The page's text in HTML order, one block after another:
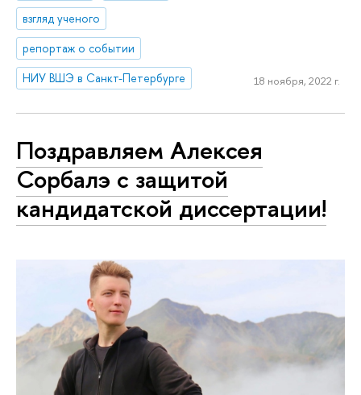
взгляд ученого
репортаж о событии
НИУ ВШЭ в Санкт-Петербурге
18 ноября, 2022 г.
Поздравляем Алексея
Сорбалэ с защитой
кандидатской диссертации!